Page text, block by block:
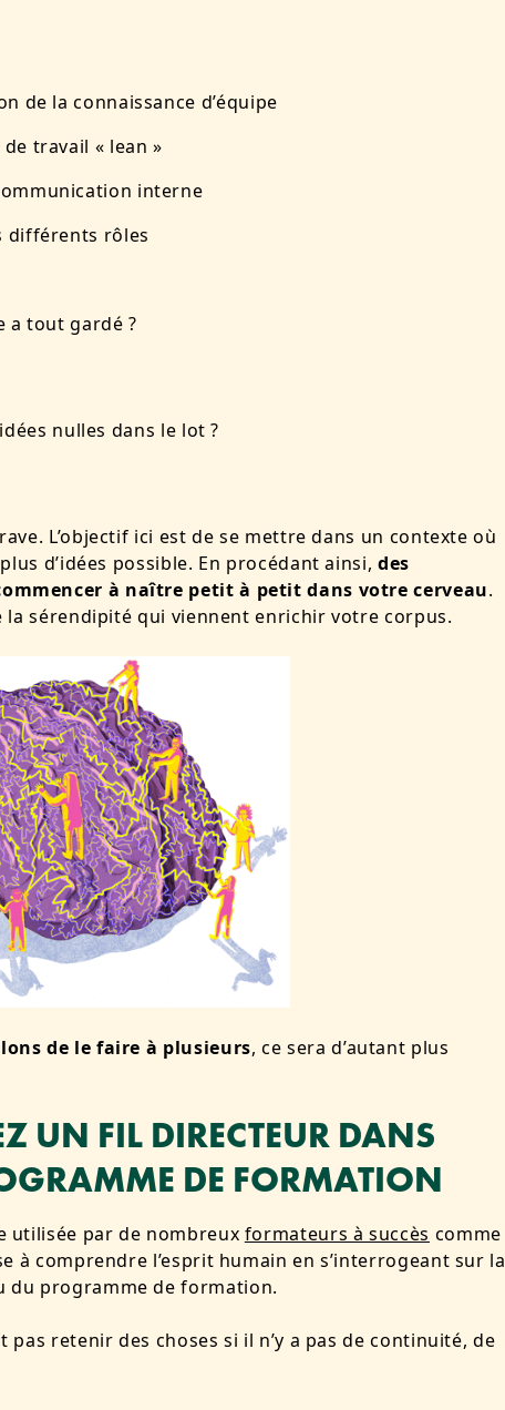
de la connaissance d’équipe
de travail « lean »
interne
différents rôles
a tout gardé ?
nulles dans le lot ?
L’objectif ici est de se mettre dans un contexte où
d’idées possible. En procédant ainsi, des
à naître petit à petit dans votre cerveau.
la sérendipité qui viennent enrichir votre corpus.
de le faire à plusieurs, ce sera d’autant plus
UN FIL DIRECTEUR DANS
DE FORMATION
utilisée par de nombreux formateurs à succès comme
à comprendre l’esprit humain en s’interrogeant sur la
du programme de formation.
pas retenir des choses si il n’y a pas de continuité, de